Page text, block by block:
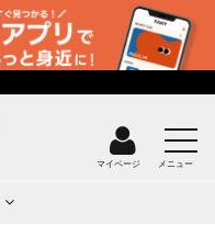
マイページ メニュー